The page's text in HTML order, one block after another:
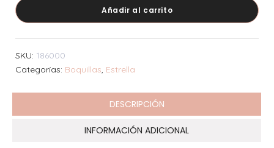
Añadir al carrito
SKU: 186000
Categorías: Boquillas, Estrella
DESCRIPCIÓN
INFORMACIÓN ADICIONAL